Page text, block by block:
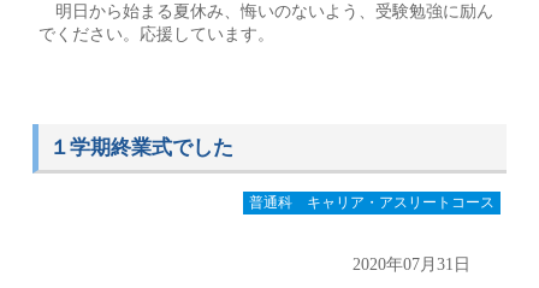
明日から始まる夏休み、悔いのないよう、受験勉強に励ん
でください。応援しています。
１学期終業式でした
普通科 キャリア・アスリートコース
2020年07月31日